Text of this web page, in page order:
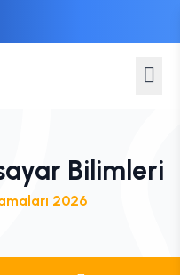
Bilimleri
2026